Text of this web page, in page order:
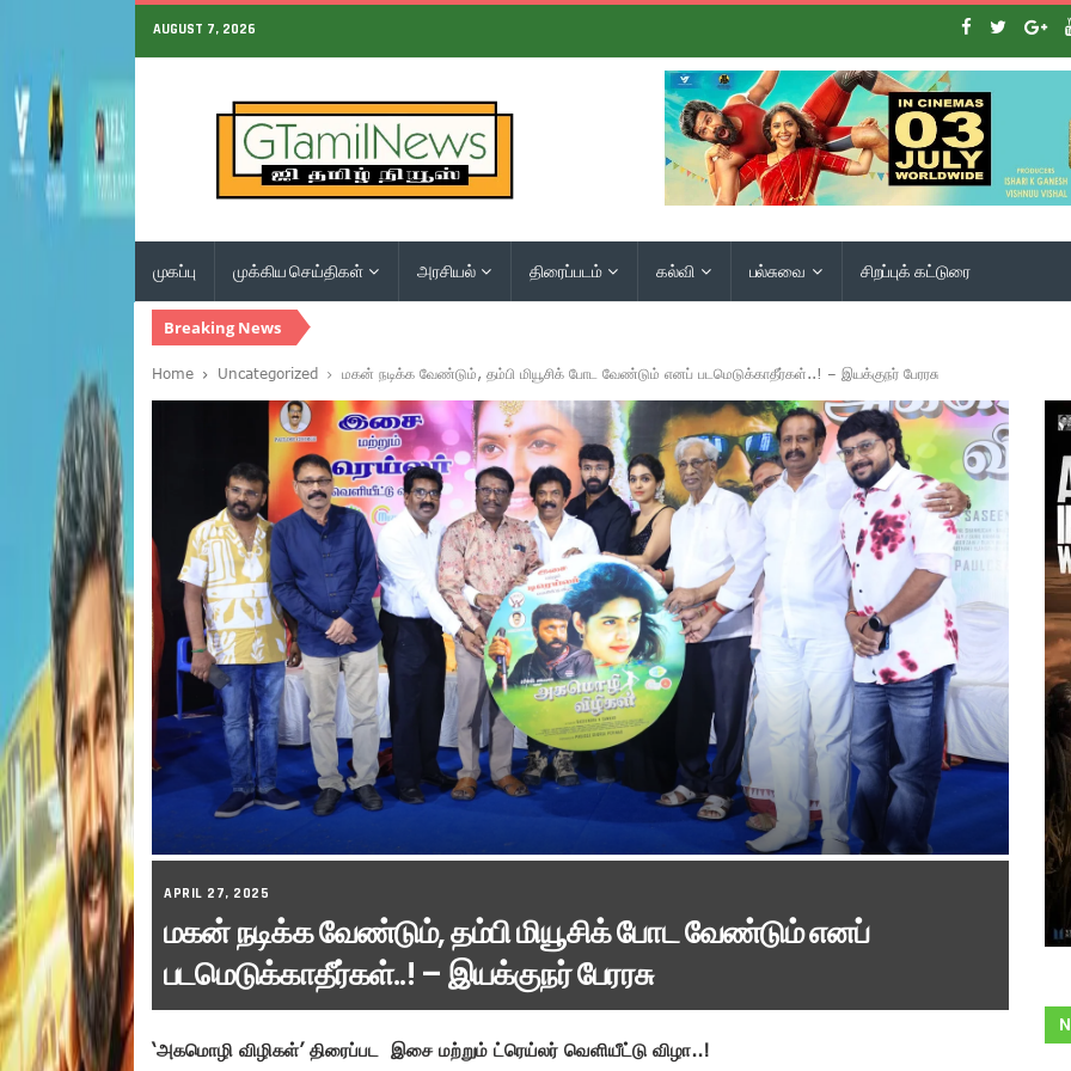
AUGUST 7, 2026
முகப்பு முக்கிய செய்திகள் அரசியல் திரைப்படம் கல்வி பல்சுவை சிறப்புக் கட்டுரை
Breaking News
Home Uncategorized மகன் நடிக்க வேண்டும், தம்பி மியூசிக் போட வேண்டும் எனப் படமெடுக்காதீர்கள்..! – இயக்குநர் பேரரசு
APRIL 27, 2025
மகன் நடிக்க வேண்டும், தம்பி மியூசிக் போட வேண்டும் எனப்
படமெடுக்காதீர்கள்..! – இயக்குநர் பேரரசு
‘அகமொழி விழிகள்’ திரைப்பட இசை மற்றும் ட்ரெய்லர் வெளியீட்டு விழா..!